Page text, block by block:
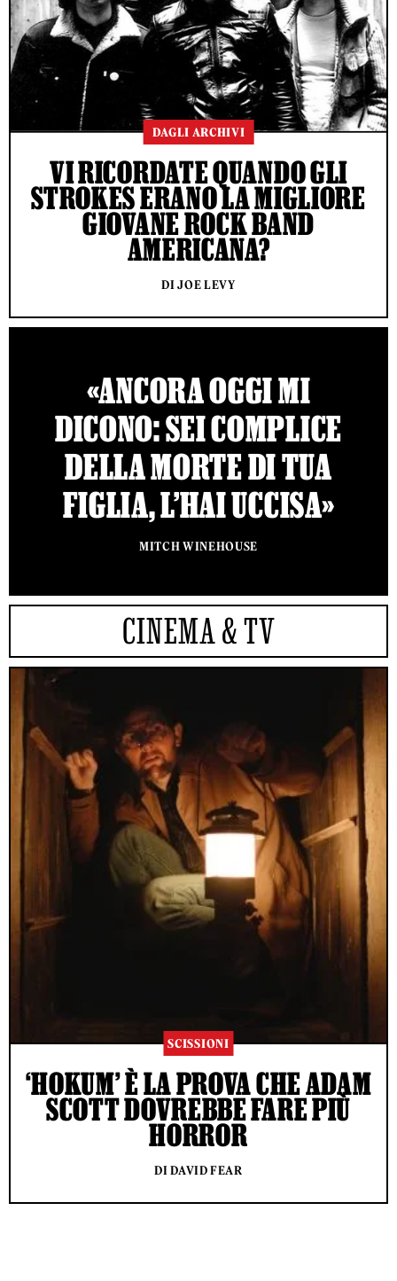
DAGLI ARCHIVI
VI RICORDATE QUANDO GLI
STROKES ERANO LA MIGLIORE
GIOVANE ROCK BAND
AMERICANA?
DI JOE LEVY
«ANCORA OGGI MI
DICONO: SEI COMPLICE
DELLA MORTE DI TUA
FIGLIA, L’HAI UCCISA»
MITCH WINEHOUSE
CINEMA & TV
SCISSIONI
‘HOKUM’ È LA PROVA CHE ADAM
SCOTT DOVREBBE FARE PIÙ
HORROR
DI DAVID FEAR